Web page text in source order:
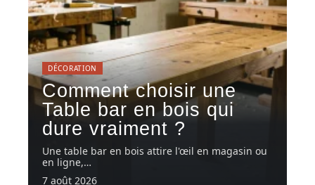
DÉCORATION
Comment choisir une
Table bar en bois qui
dure vraiment ?
Une table bar en bois attire l'œil en magasin ou
en ligne,…
7 août 2026